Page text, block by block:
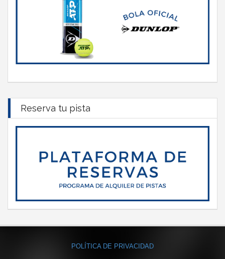
Reserva tu pista
POLÍTICA DE PRIVACIDAD